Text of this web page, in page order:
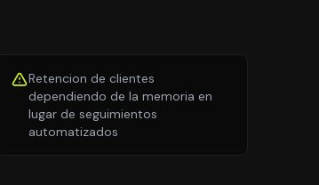
Retencion de clientes
dependiendo de la memoria en
lugar de seguimientos
automatizados